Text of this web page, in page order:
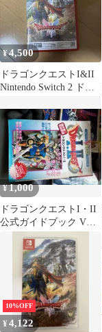
¥4,500
ドラゴンクエストI&II
Nintendo Switch 2 ドラ
¥1,000
ドラゴンクエストI・II
公式ガイドブック Vジ
ャンプブックス
10%OFF
¥4,122